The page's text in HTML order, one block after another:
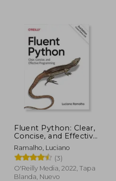
45%
dcto.
Fluent Python: Clear,
Concise, and Effective
Programming (en
Inglés)
Ramalho, Luciano
(3)
O'Reilly Media, 2022, Tapa
Blanda, Nuevo